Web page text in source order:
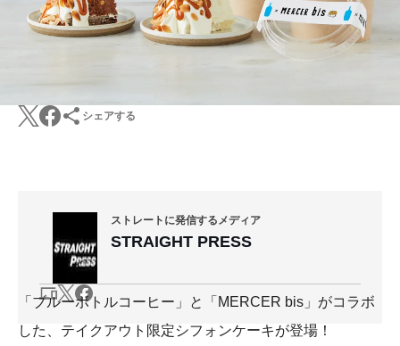
シェアする
ストレートに発信するメディア
STRAIGHT PRESS
「ブルーボトルコーヒー」と「MERCER bis」がコラボ
した、テイクアウト限定シフォンケーキが登場！